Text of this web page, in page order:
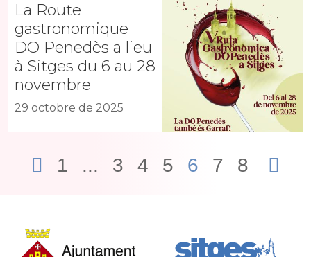
La Route
gastronomique
DO Penedès a lieu
à Sitges du 6 au 28
novembre
29 octobre de 2025
1 ... 3 4 5 6 7 8